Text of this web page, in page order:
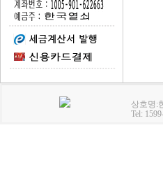
상호명:
Tel: